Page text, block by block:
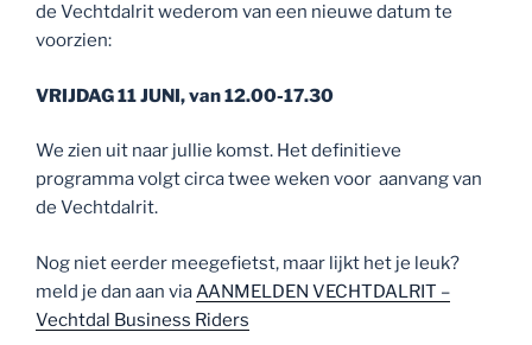
de Vechtdalrit wederom van een nieuwe datum te
voorzien:
VRIJDAG 11 JUNI, van 12.00-17.30
We zien uit naar jullie komst. Het definitieve
programma volgt circa twee weken voor aanvang van
de Vechtdalrit.
Nog niet eerder meegefietst, maar lijkt het je leuk?
meld je dan aan viaAANMELDEN VECHTDALRIT –
Vechtdal Business Riders